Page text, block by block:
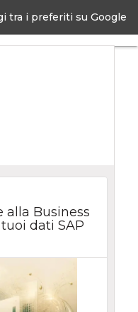
tra i preferiti su Google
alla Business
dati SAP